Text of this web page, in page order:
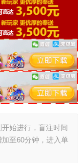
始进行，盲注时间
至60分钟，进入单